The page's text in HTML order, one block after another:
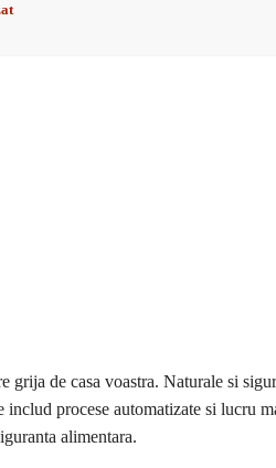
grija de casa voastra. Naturale si
includ procese automatizate si lucru
alimentara.